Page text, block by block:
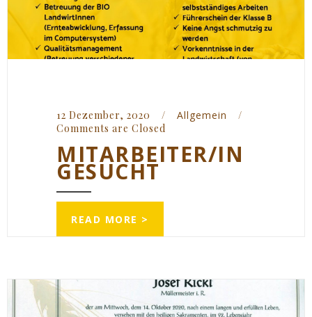
12 Dezember, 2020 / Allgemein
/
Comments are Closed
MITARBEITER/IN
GESUCHT
READ MORE >